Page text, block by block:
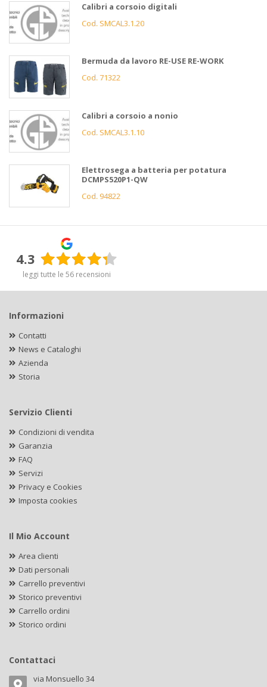
Calibri a corsoio digitali
Cod. SMCAL3.1.20
Bermuda da lavoro RE-USE RE-WORK
Cod. 71322
Calibri a corsoio a nonio
Cod. SMCAL3.1.10
Elettrosega a batteria per potatura
DCMPS520P1-QW
Cod. 94822
4.3
leggi tutte le 56 recensioni
Informazioni
Contatti
News e Cataloghi
Azienda
Storia
Servizio Clienti
Condizioni di vendita
Garanzia
FAQ
Servizi
Privacy e Cookies
Imposta cookies
Il Mio Account
Area clienti
Dati personali
Carrello preventivi
Storico preventivi
Carrello ordini
Storico ordini
Contattaci
via Monsuello 34